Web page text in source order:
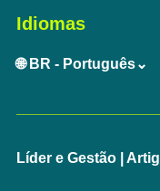
Idiomas
🌐 BR - Português⌄
Líder e Gestão |